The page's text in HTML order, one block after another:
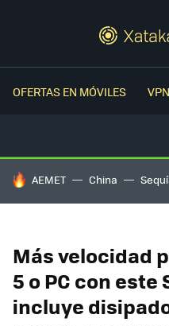
OFERTAS EN MÓVILES
HOY SE HABLA DE
AEMET China
Más velocidad
5 o PC con este
incluye